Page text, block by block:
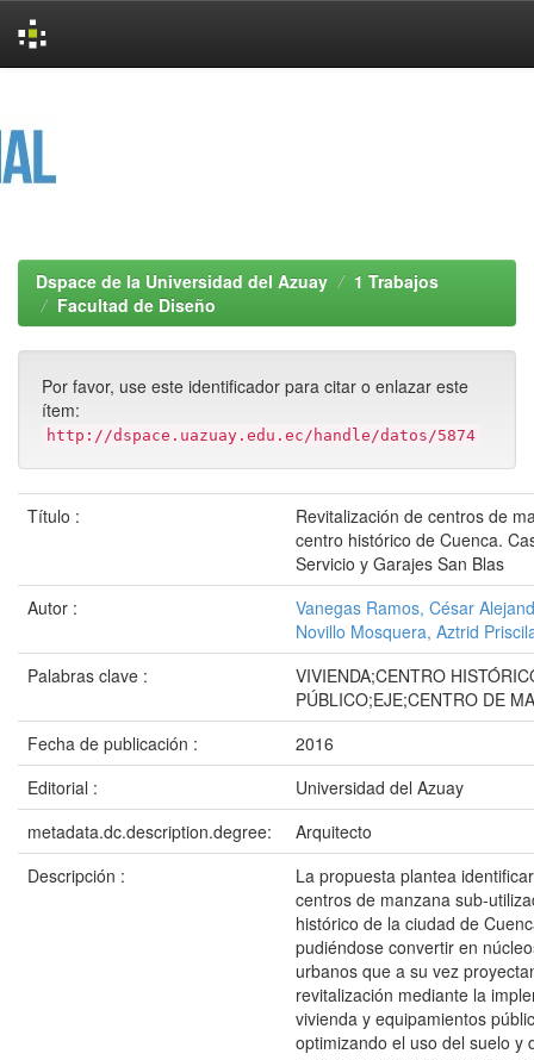
Dspace de la Universidad del Azuay
1 Trabajos
Facultad de Diseño
Por favor, use este identificador para citar o enlazar este
ítem:
http://dspace.uazuay.edu.ec/handle/datos/5874
Título :
Revitalización de centros de
centro histórico de Cuenca.
Servicio y Garajes San Blas
Autor :
Vanegas Ramos, César
Novillo Mosquera, Aztrid
Palabras clave :
VIVIENDA;CENTRO
PÚBLICO;EJE;CENTRO DE
Fecha de publicación :
2016
Editorial :
Universidad del Azuay
metadata.dc.description.degree:
Arquitecto
Descripción :
La propuesta plantea
centros de manzana sub-
histórico de la ciudad de
pudiéndose convertir en
urbanos que a su vez
revitalización mediante la
vivienda y equipamientos
optimizando el uso del suelo y